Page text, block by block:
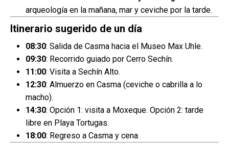
arqueología en la mañana, mar y ceviche por la tarde.
Itinerario sugerido de un día
08:30: Salida de Casma hacia el Museo Max Uhle.
09:30: Recorrido guiado por Cerro Sechín.
11:00: Visita a Sechín Alto.
12:30: Almuerzo en Casma (ceviche o cabrilla a lo
macho).
14:30: Opción 1: visita a Moxeque. Opción 2: tarde
libre en Playa Tortugas.
18:00: Regreso a Casma y cena.